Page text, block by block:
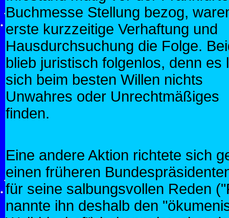
Buchmesse Stellung bezog,
erste kurzzeitige Verhaftung und
Hausdurchsuchung die Folge.
blieb juristisch folgenlos, denn es
sich beim besten Willen nichts
Unwahres oder Unrechtmäßiges
finden.
Eine andere Aktion richtete sich
einen früheren
für seine salbungsvollen Reden
nannte ihn deshalb den